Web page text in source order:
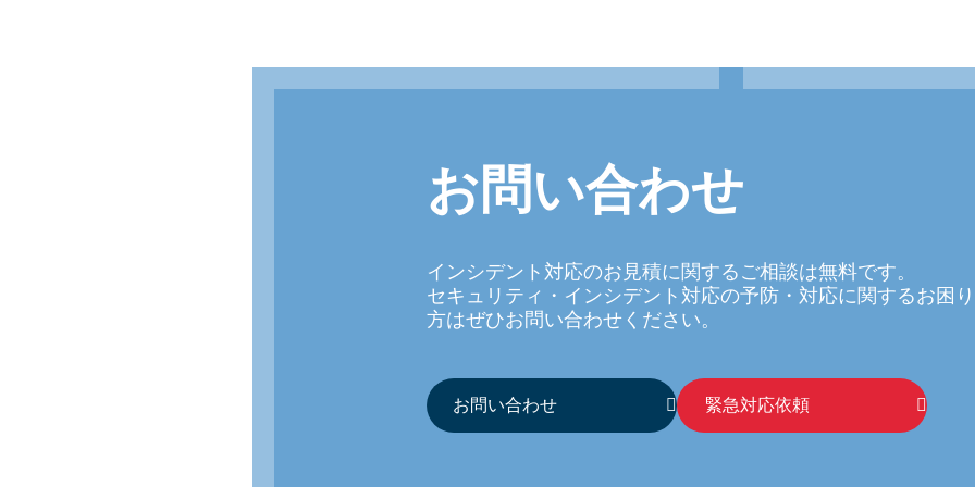
お問い合わせ
インシデント対応のお見積に関するご相談は無料です。
セキュリティ・インシデント対応の予防・対応に関するお困
方はぜひお問い合わせください。
お問い合わせ 緊急対応依頼